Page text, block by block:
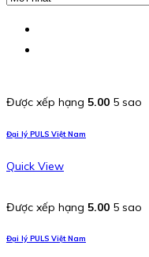
Được xếp hạng 5.00 5 sao
Đại lý PULS Việt Nam
Quick View
Được xếp hạng 5.00 5 sao
Đại lý PULS Việt Nam